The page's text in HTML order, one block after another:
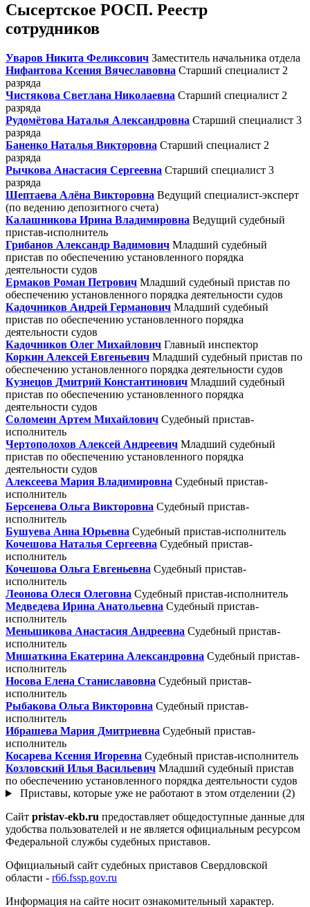
Сысертское РОСП. Реестр
сотрудников
Уваров Никита Феликсович Заместитель начальника отдела
Нифантова Ксения Вячеславовна Старший специалист 2
разряда
Чистякова Светлана Николаевна Старший специалист 2
разряда
Рудомётова Наталья Александровна Старший специалист 3
разряда
Баненко Наталья Викторовна Старший специалист 2
разряда
Рычкова Анастасия Сергеевна Старший специалист 3
разряда
Шептаева Алёна Викторовна Ведущий специалист-эксперт
(по ведению депозитного счета)
Калашникова Ирина Владимировна Ведущий судебный
пристав-исполнитель
Грибанов Александр Вадимович Младший судебный
пристав по обеспечению установленного порядка
деятельности судов
Ермаков Роман Петрович Младший судебный пристав по
обеспечению установленного порядка деятельности судов
Кадочников Андрей Германович Младший судебный
пристав по обеспечению установленного порядка
деятельности судов
Кадочников Олег Михайлович Главный инспектор
Коркин Алексей Евгеньевич Младший судебный пристав по
обеспечению установленного порядка деятельности судов
Кузнецов Дмитрий Константинович Младший судебный
пристав по обеспечению установленного порядка
деятельности судов
Соломеин Артем Михайлович Судебный пристав-
исполнитель
Чертополохов Алексей Андреевич Младший судебный
пристав по обеспечению установленного порядка
деятельности судов
Алексеева Мария Владимировна Судебный пристав-
исполнитель
Берсенева Ольга Викторовна Судебный пристав-
исполнитель
Бушуева Анна Юрьевна Судебный пристав-исполнитель
Кочешова Наталья Сергеевна Судебный пристав-
исполнитель
Кочешова Ольга Евгеньевна Судебный пристав-
исполнитель
Леонова Олеся Олеговна Судебный пристав-исполнитель
Медведева Ирина Анатольевна Судебный пристав-
исполнитель
Меньшикова Анастасия Андреевна Судебный пристав-
исполнитель
Мишаткина Екатерина Александровна Судебный пристав-
исполнитель
Носова Елена Станиславовна Судебный пристав-
исполнитель
Рыбакова Ольга Викторовна Судебный пристав-
исполнитель
Ибрашева Мария Дмитриевна Судебный пристав-
исполнитель
Косарева Ксения Игоревна Судебный пристав-исполнитель
Козловский Илья Васильевич Младший судебный пристав
по обеспечению установленного порядка деятельности судов
Приставы, которые уже не работают в этом отделении (2)
Сайт pristav-ekb.ru предоставляет общедоступные данные для
удобства пользователей и не является официальным ресурсом
Федеральной службы судебных приставов.
Официальный сайт судебных приставов Свердловской
области - r66.fssp.gov.ru
Информация на сайте носит ознакомительный характер.